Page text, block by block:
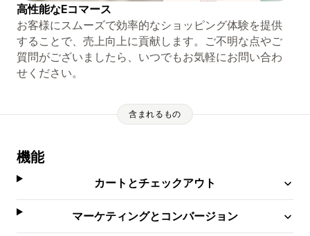
高性能なEコマース
お客様にスムーズで効率的なショッピング体験を提供
することで、売上向上に貢献します。ご不明な点やご
質問がございましたら、いつでもお気軽にお問い合わ
せください。
含まれるもの
機能
カートとチェックアウト
マーケティングとコンバージョン